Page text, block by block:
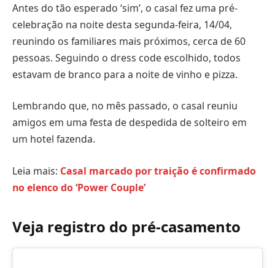
Antes do tão esperado ‘sim’, o casal fez uma pré-
celebração na noite desta segunda-feira, 14/04,
reunindo os familiares mais próximos, cerca de 60
pessoas. Seguindo o dress code escolhido, todos
estavam de branco para a noite de vinho e pizza.
Lembrando que, no mês passado, o casal reuniu
amigos em uma festa de despedida de solteiro em
um hotel fazenda.
Leia mais: Casal marcado por traição é confirmado
no elenco do ‘Power Couple’
Veja registro do pré-casamento